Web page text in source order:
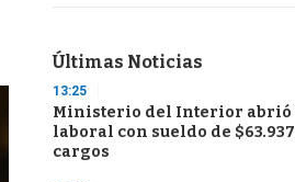
Últimas Noticias
13:25
Ministerio del Interior abrió
laboral con sueldo de
cargos